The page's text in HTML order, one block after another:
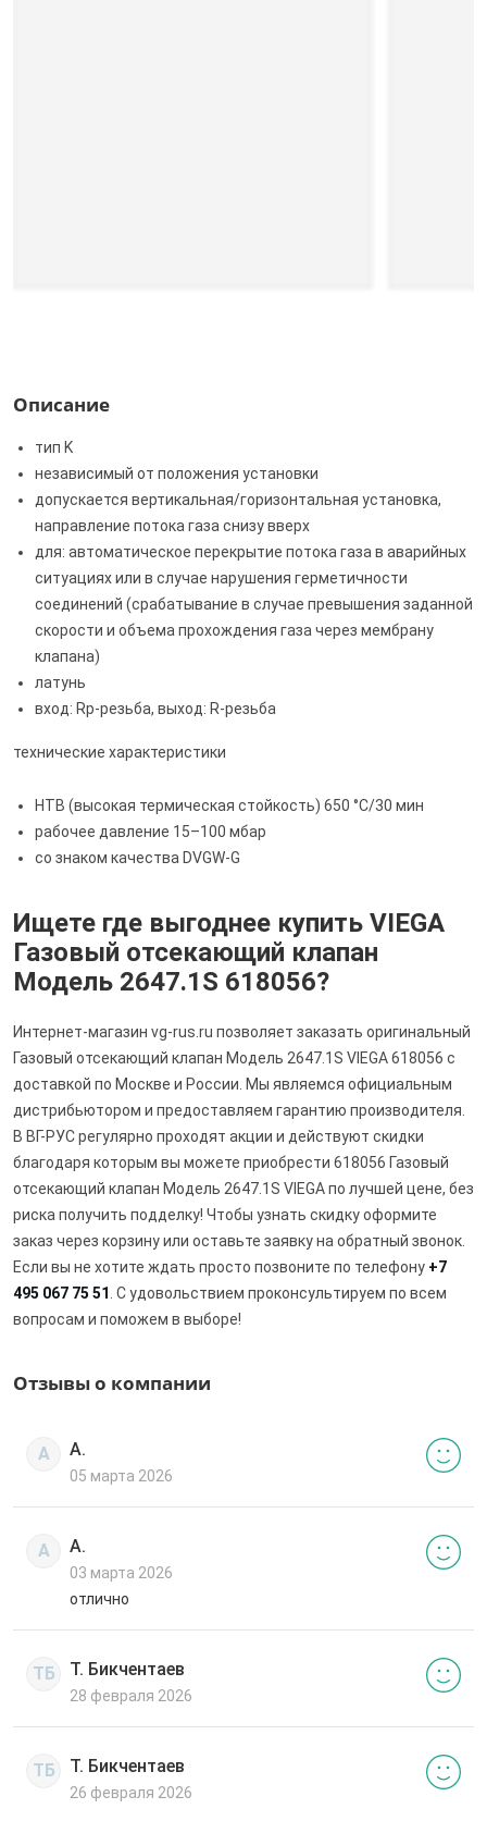
Описание
тип K
независимый от положения установки
допускается вертикальная/​горизонтальная установка,
направление потока газа снизу вверх
для: автоматическое перекрытие потока газа в аварийных
ситуациях или в случае нарушения герметичности
соединений (срабатывание в случае превышения заданной
скорости и объема прохождения газа через мембрану
клапана)
латунь
вход: Rp-резьба, выход: R-резьба
технические характеристики
HTB (высокая термическая стойкость) 650 °C/30 мин
рабочее давление 15–100 мбар
со знаком качества DVGW-​G
Ищете где выгоднее купить VIEGA
Газовый отсекающий клапан
Модель 2647.1S 618056?
Интернет-магазин vg-rus.ru позволяет заказать оригинальный
Газовый отсекающий клапан Модель 2647.1S VIEGA 618056 с
доставкой по Москве и России. Мы являемся официальным
дистрибьютором и предоставляем гарантию производителя.
В ВГ-РУС регулярно проходят акции и действуют скидки
благодаря которым вы можете приобрести 618056 Газовый
отсекающий клапан Модель 2647.1S VIEGA по лучшей цене, без
риска получить подделку! Чтобы узнать скидку оформите
заказ через корзину или оставьте заявку на обратный звонок.
Если вы не хотите ждать просто позвоните по телефону +7
495 067 75 51 . С удовольствием проконсультируем по всем
вопросам и поможем в выборе!
Отзывы о компании
А А.
05 марта 2026
А А.
03 марта 2026
отлично
ТБ Т. Бикчентаев
28 февраля 2026
ТБ Т. Бикчентаев
26 февраля 2026